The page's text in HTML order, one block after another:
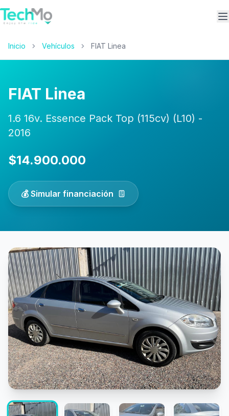
Inicio Vehículos FIAT Linea
FIAT Linea
1.6 16v. Essence Pack Top (115cv) (L10) -
2016
$14.900.000
💰 Simular financiación